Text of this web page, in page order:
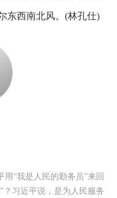
东西南北风。(林孔仕)
“我是人民的勤务员”来回
？习近平说，是为人民服务